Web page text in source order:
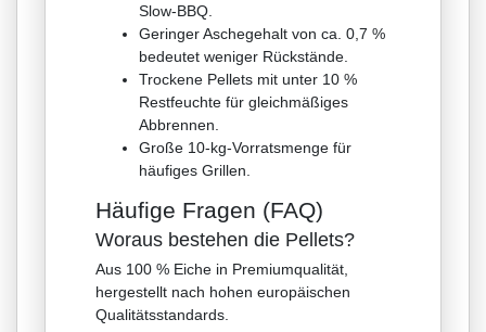
Slow-BBQ.
Geringer Aschegehalt von ca. 0,7 %
bedeutet weniger Rückstände.
Trockene Pellets mit unter 10 %
Restfeuchte für gleichmäßiges
Abbrennen.
Große 10-kg-Vorratsmenge für
häufiges Grillen.
Häufige Fragen (FAQ)
Woraus bestehen die Pellets?
Aus 100 % Eiche in Premiumqualität,
hergestellt nach hohen europäischen
Qualitätsstandards.